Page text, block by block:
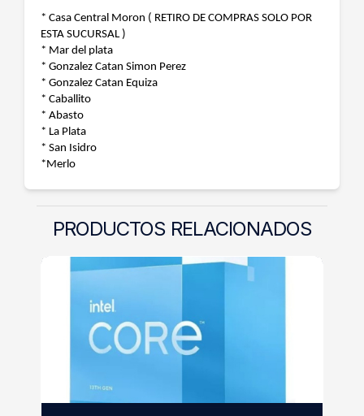
* Casa Central Moron ( RETIRO DE COMPRAS SOLO POR
ESTA SUCURSAL )
* Mar del plata
* Gonzalez Catan Simon Perez
* Gonzalez Catan Equiza
* Caballito
* Abasto
* La Plata
* San Isidro
*Merlo
PRODUCTOS RELACIONADOS